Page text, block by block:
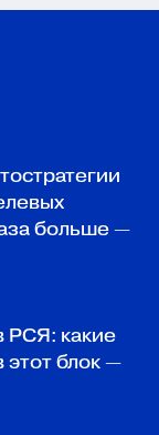
больше —
РСЯ: какие
этот блок —